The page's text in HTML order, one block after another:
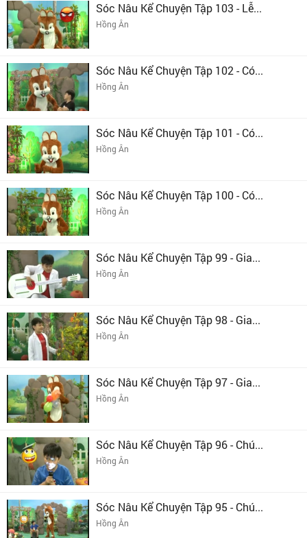
Sóc Nâu Kể Chuyện Tập 103 - Lễ...
Hồng Ân
Sóc Nâu Kể Chuyện Tập 102 - Có...
Hồng Ân
Sóc Nâu Kể Chuyện Tập 101 - Có...
Hồng Ân
Sóc Nâu Kể Chuyện Tập 100 - Có...
Hồng Ân
Sóc Nâu Kể Chuyện Tập 99 - Gia...
Hồng Ân
Sóc Nâu Kể Chuyện Tập 98 - Gia...
Hồng Ân
Sóc Nâu Kể Chuyện Tập 97 - Gia...
Hồng Ân
Sóc Nâu Kể Chuyện Tập 96 - Chú...
Hồng Ân
Sóc Nâu Kể Chuyện Tập 95 - Chú...
Hồng Ân